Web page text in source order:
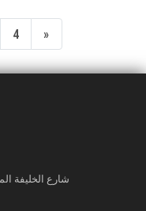
4 »
شارع الخليفة